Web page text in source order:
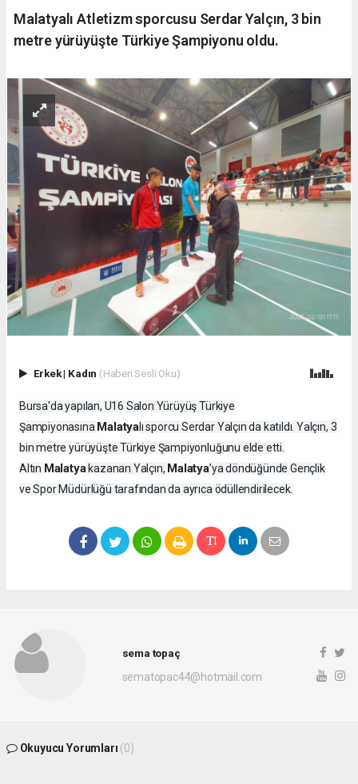
Malatyalı Atletizm sporcusu Serdar Yalçın, 3 bin
metre yürüyüşte Türkiye Şampiyonu oldu.
Erkek| Kadın (Haberi Sesli Oku)
Bursa'da yapılan, U16 Salon Yürüyüş Türkiye
Şampiyonasına Malatyalı sporcu Serdar Yalçın da katıldı. Yalçın, 3
bin metre yürüyüşte Türkiye Şampiyonluğunu elde etti.
Altın Malatyakazanan Yalçın, Malatya’ya döndüğünde Gençlik
ve Spor Müdürlüğü tarafından da ayrıca ödüllendirilecek.
sema topaç
sematopac44@hotmail.com
Okuyucu Yorumları (0)